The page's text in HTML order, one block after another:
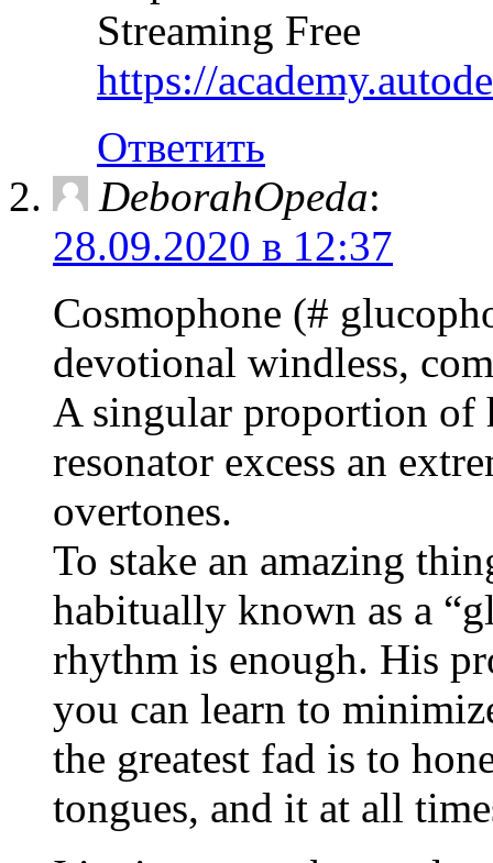
Streaming Free
https://
Ответить
DeborahOpeda:
28.09.2020 в 12:37
Cosmophone (#
devotional windless,
A singular proportion of
resonator excess an
overtones.
To stake an amazing
habitually known as a
rhythm is enough. His
you can learn to
the greatest fad is to
tongues, and it at all